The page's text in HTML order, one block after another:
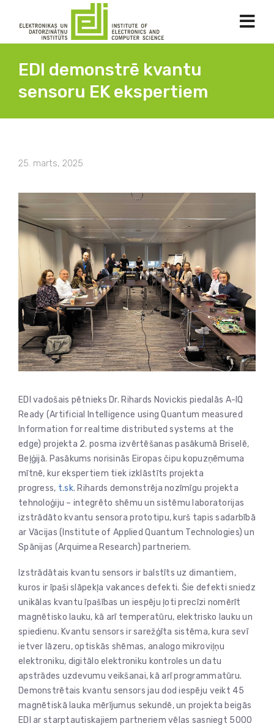
EDI demonstrē kvantu
sensoru EK ekspertiem
25. marts, 2025
EDI vadošais pētnieks Dr. Rihards Novickis piedalās A-IQ
Ready (Artificial Intelligence using Quantum measured
Information for realtime distributed systems at the
edge) projekta 2. posma izvērtēšanas pasākumā Briselē,
Beļģijā. Pasākums norisinās Eiropas čipu kopuzņēmuma
mītnē, kur ekspertiem tiek izklāstīts projekta
progress, t.sk. Rihards demonstrēja nozīmīgu projekta
tehnoloģiju – integrēto shēmu un sistēmu laboratorijas
izstrādāto kvantu sensora prototipu, kurš tapis sadarbībā
ar Vācijas (Institute of Applied Quantum Technologies) un
Spānijas (Arquimea Research) partneriem.
Izstrādātais kvantu sensors ir balstīts uz dimantiem,
kuros ir īpaši slāpekļa vakances defekti. Šie defekti sniedz
unikālas kvantu īpašības un iespēju ļoti precīzi nomērīt
magnētisko lauku, kā arī temperatūru, elektrisko lauku un
spiedienu. Kvantu sensors ir sarežģīta sistēma, kura sevī
ietver lāzeru, optiskās shēmas, analogo mikroviļņu
elektroniku, digitālo elektroniku kontroles un datu
apstrādes uzdevumu veikšanai, kā arī programmatūru.
Demonstrētais kvantu sensors jau dod iespēju veikt 45
magnētiskā lauka mērījumus sekundē, un projekta beigās
EDI ar starptautiskajiem partneriem vēlas sasniegt 5000